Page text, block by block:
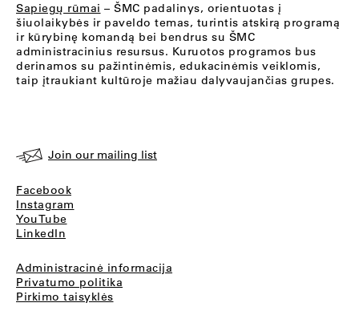
Sapiegų rūmai – ŠMC padalinys, orientuotas į
šiuolaikybės ir paveldo temas, turintis atskirą programą
ir kūrybinę komandą bei bendrus su ŠMC
administracinius resursus. Kuruotos programos bus
derinamos su pažintinėmis, edukacinėmis veiklomis,
taip įtraukiant kultūroje mažiau dalyvaujančias grupes.
Join our mailing list
Facebook
Instagram
YouTube
LinkedIn
Administracinė informacija
Privatumo politika
Pirkimo taisyklės